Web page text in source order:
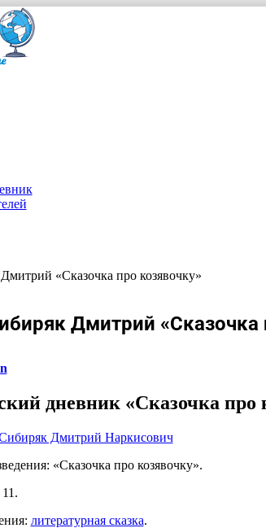
«Сказочка про козявочку»
Дмитрий «Сказочка
дневник «Сказочка
Дмитрий Наркисович
«Сказочка про козявочку».
литературная сказка.